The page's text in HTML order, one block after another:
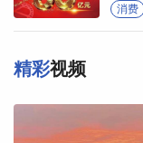
消费
精彩视频